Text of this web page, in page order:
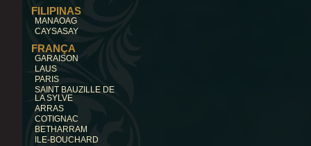
FILIPINAS
MANAOAG
CAYSASAY
FRANÇA
GARAISON
LAUS
PARIS
SAINT BAUZILLE DE
LA SYLVE
ARRAS
COTIGNAC
BETHARRAM
ILE-BOUCHARD